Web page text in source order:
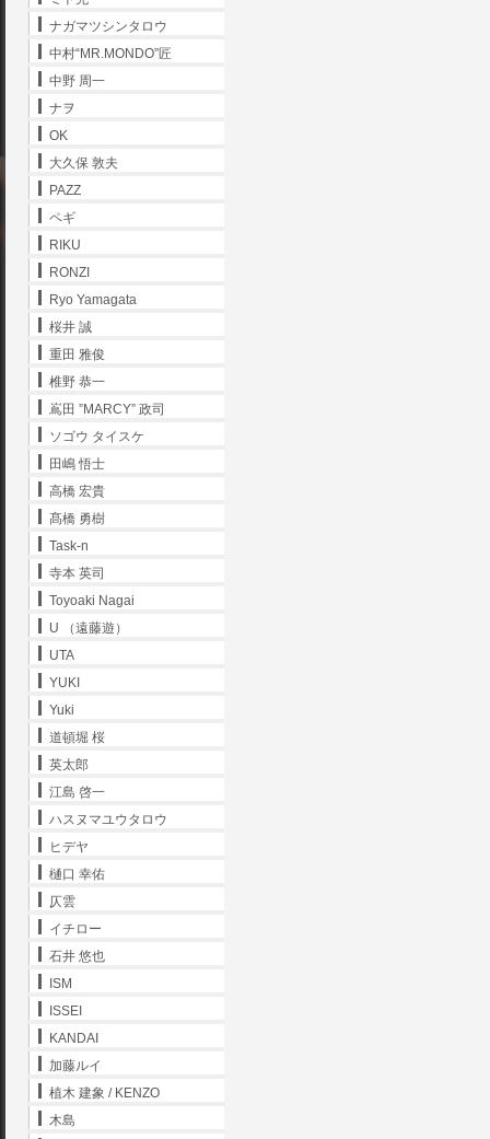
ナガマツシンタロウ
中村“MR.MONDO”匠
中野 周一
ナヲ
OK
大久保 敦夫
PAZZ
ペギ
RIKU
RONZI
Ryo Yamagata
桜井 誠
重田 雅俊
椎野 恭一
嶌田 ”MARCY” 政司
ソゴウ タイスケ
田嶋 悟士
高橋 宏貴
髙橋 勇樹
Task-n
寺本 英司
Toyoaki Nagai
U （遠藤遊）
UTA
YUKI
Yuki
道頓堀 桜
英太郎
江島 啓一
ハスヌマユウタロウ
ヒデヤ
樋口 幸佑
仄雲
イチロー
石井 悠也
ISM
ISSEI
KANDAI
加藤ルイ
植木 建象 / KENZO
木島